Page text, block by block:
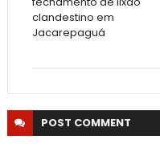
clandestino em
Jacarepaguá
POST COMMENT